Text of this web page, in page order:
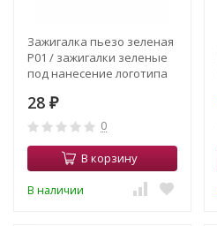
Зажигалка пьезо зеленая
Р01 / зажигалки зеленые
под нанесение логотипа
28 ₽
0
В корзину
В наличии